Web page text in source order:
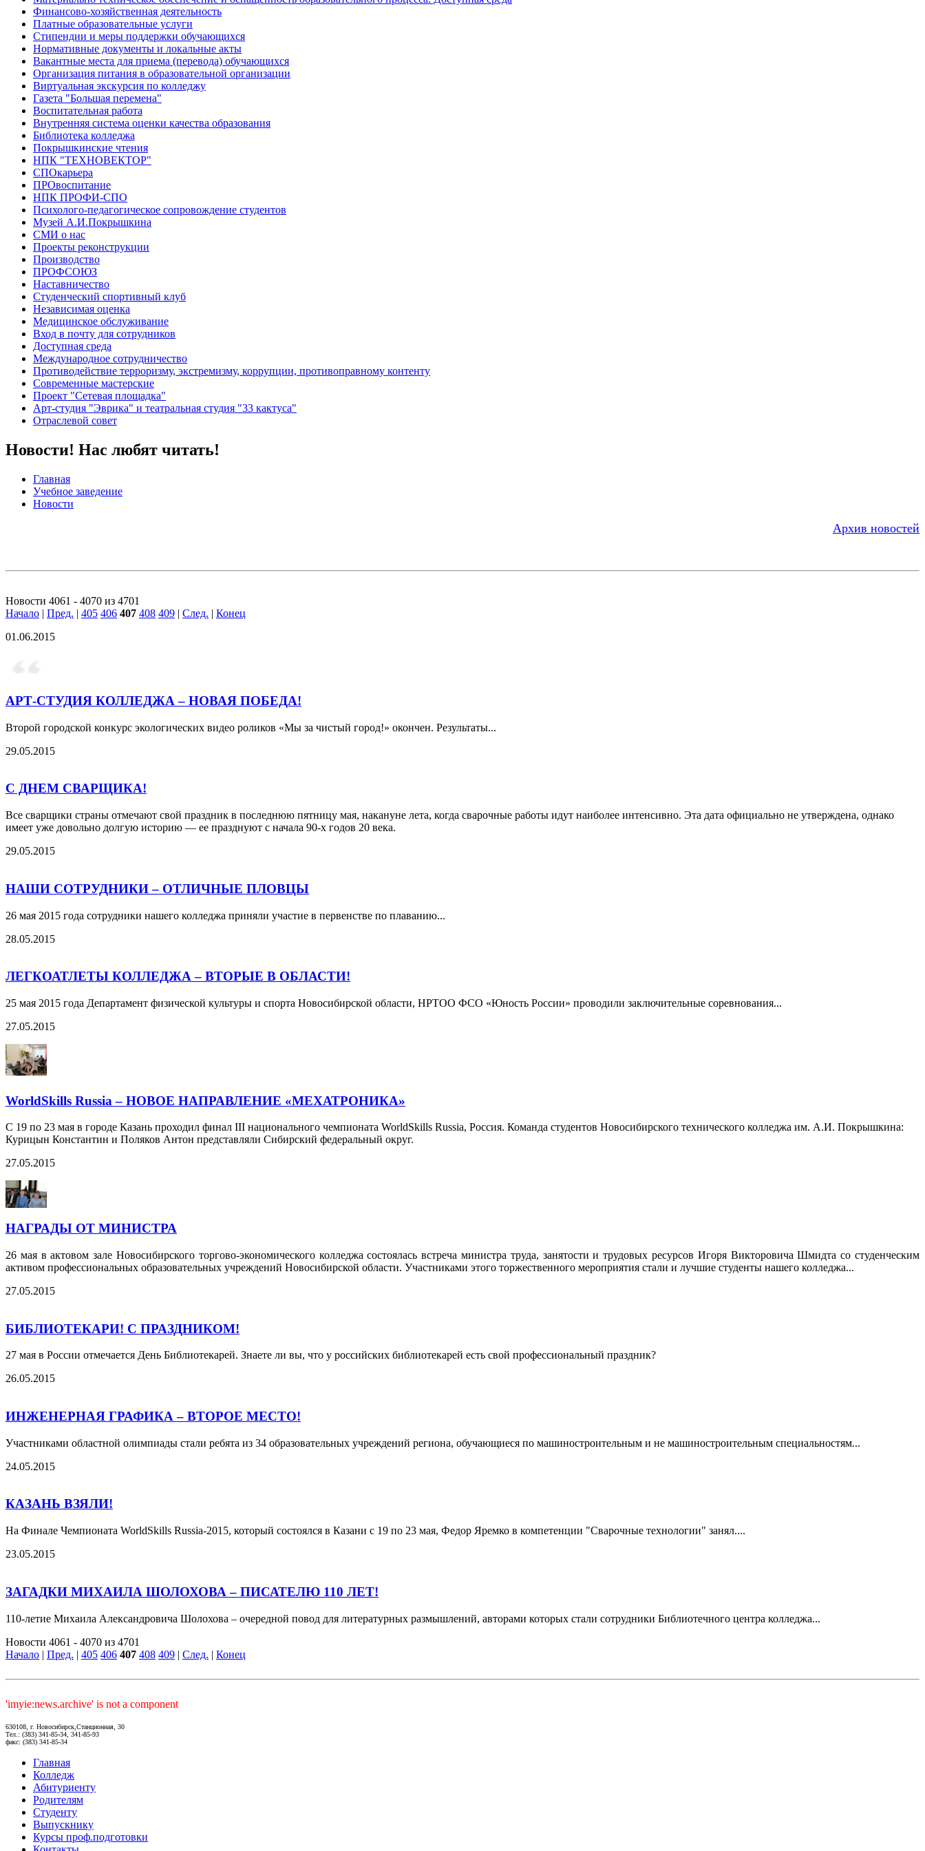
Финансово-хозяйственная деятельность
Платные образовательные услуги
Стипендии и меры поддержки обучающихся
Нормативные документы и локальные акты
Вакантные места для приема (перевода) обучающихся
Организация питания в образовательной организации
Виртуальная экскурсия по колледжу
Газета "Большая перемена"
Воспитательная работа
Внутренняя система оценки качества образования
Библиотека колледжа
Покрышкинские чтения
НПК "ТЕХНОВЕКТОР"
СПОкарьера
ПРОвоспитание
НПК ПРОФИ-СПО
Психолого-педагогическое сопровождение студентов
Музей А.И.Покрышкина
СМИ о нас
Проекты реконструкции
Производство
ПРОФСОЮЗ
Наставничество
Студенческий спортивный клуб
Независимая оценка
Медицинское обслуживание
Вход в почту для сотрудников
Доступная среда
Международное сотрудничество
Противодействие терроризму, экстремизму, коррупции, противоправному контенту
Современные мастерские
Проект "Сетевая площадка"
Арт-студия "Эврика" и театральная студия "33 кактуса"
Отраслевой совет
Новости! Нас любят читать!
Главная
Учебное заведение
Новости
Архив новостей
Новости 4061 - 4070 из 4701
Начало | Пред. | 405 406 407 408 409 | След. | Конец
01.06.2015
АРТ-СТУДИЯ КОЛЛЕДЖА – НОВАЯ ПОБЕДА!
Второй городской конкурс экологических видео роликов «Мы за чистый город!» окончен. Результаты...
29.05.2015
С ДНЕМ СВАРЩИКА!
Все сварщики страны отмечают свой праздник в последнюю пятницу мая, накануне лета, когда сварочные работы идут наиболее интенсивно. Эта дата официально не утверждена, однако
имеет уже довольно долгую историю — ее празднуют с начала 90-х годов 20 века.
29.05.2015
НАШИ СОТРУДНИКИ – ОТЛИЧНЫЕ ПЛОВЦЫ
26 мая 2015 года сотрудники нашего колледжа приняли участие в первенстве по плаванию...
28.05.2015
ЛЕГКОАТЛЕТЫ КОЛЛЕДЖА – ВТОРЫЕ В ОБЛАСТИ!
25 мая 2015 года Департамент физической культуры и спорта Новосибирской области, НРТОО ФСО «Юность России» проводили заключительные соревнования...
27.05.2015
WorldSkills Russia – НОВОЕ НАПРАВЛЕНИЕ «МЕХАТРОНИКА»
С 19 по 23 мая в городе Казань проходил финал III национального чемпионата WorldSkills Russia, Россия. Команда студентов Новосибирского технического колледжа им. А.И. Покрышкина:
Курицын Константин и Поляков Антон представляли Сибирский федеральный округ.
27.05.2015
НАГРАДЫ ОТ МИНИСТРА
26 мая в актовом зале Новосибирского торгово-экономического колледжа состоялась встреча министра труда, занятости и трудовых ресурсов Игоря Викторовича Шмидта со студенческим
активом профессиональных образовательных учреждений Новосибирской области. Участниками этого торжественного мероприятия стали и лучшие студенты нашего колледжа...
27.05.2015
БИБЛИОТЕКАРИ! С ПРАЗДНИКОМ!
27 мая в России отмечается День Библиотекарей. Знаете ли вы, что у российских библиотекарей есть свой профессиональный праздник?
26.05.2015
ИНЖЕНЕРНАЯ ГРАФИКА – ВТОРОЕ МЕСТО!
Участниками областной олимпиады стали ребята из 34 образовательных учреждений региона, обучающиеся по машиностроительным и не машиностроительным специальностям...
24.05.2015
КАЗАНЬ ВЗЯЛИ!
На Финале Чемпионата WorldSkills Russia-2015, который состоялся в Казани с 19 по 23 мая, Федор Яремко в компетенции "Сварочные технологии" занял....
23.05.2015
ЗАГАДКИ МИХАИЛА ШОЛОХОВА – ПИСАТЕЛЮ 110 ЛЕТ!
110-летие Михаила Александровича Шолохова – очередной повод для литературных размышлений, авторами которых стали сотрудники Библиотечного центра колледжа...
Новости 4061 - 4070 из 4701
Начало | Пред. | 405 406 407 408 409 | След. | Конец
'imyie:news.archive' is not a component
630108, г. Новосибирск,Станционная, 30
Тел.: (383) 341-85-34, 341-85-93
факс: (383) 341-85-34
Главная
Колледж
Абитуриенту
Родителям
Студенту
Выпускнику
Курсы проф.подготовки